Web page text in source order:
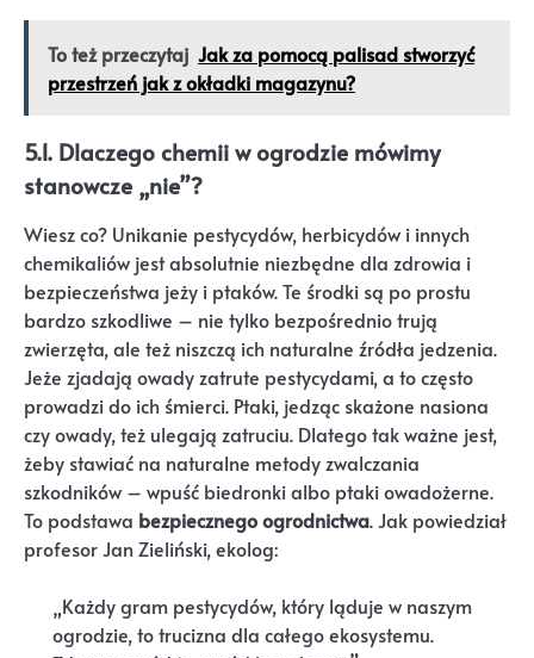
To też przeczytaj Jak za pomocą palisad stworzyć
przestrzeń jak z okładki magazynu?
5.1. Dlaczego chemii w ogrodzie mówimy
stanowcze „nie”?
Wiesz co? Unikanie pestycydów, herbicydów i innych
chemikaliów jest absolutnie niezbędne dla zdrowia i
bezpieczeństwa jeży i ptaków. Te środki są po prostu
bardzo szkodliwe – nie tylko bezpośrednio trują
zwierzęta, ale też niszczą ich naturalne źródła jedzenia.
Jeże zjadają owady zatrute pestycydami, a to często
prowadzi do ich śmierci. Ptaki, jedząc skażone nasiona
czy owady, też ulegają zatruciu. Dlatego tak ważne jest,
żeby stawiać na naturalne metody zwalczania
szkodników – wpuść biedronki albo ptaki owadożerne.
To podstawa bezpiecznego ogrodnictwa. Jak powiedział
profesor Jan Zieliński, ekolog:
„Każdy gram pestycydów, który ląduje w naszym
ogrodzie, to trucizna dla całego ekosystemu.